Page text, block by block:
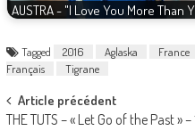
AUSTRA - "I Love You More Than
Tagged 2016 Aglaska France
Français
Tigrane
Post
Article précédent
THE TUTS – « Let Go of the Past »